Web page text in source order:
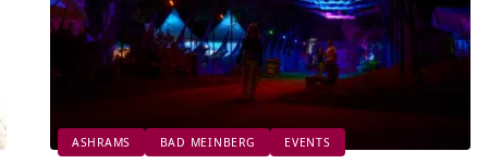
ASHRAMS BAD MEINBERG EVENTS